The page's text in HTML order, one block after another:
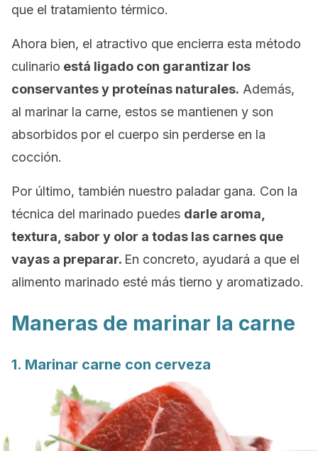
que el tratamiento térmico.
Ahora bien, el atractivo que encierra esta método
culinario está ligado con garantizar los
conservantes y proteínas naturales. Además,
al marinar la carne, estos se mantienen y son
absorbidos por el cuerpo sin perderse en la
cocción.
Por último, también nuestro paladar gana. Con la
técnica del marinado puedes darle aroma,
textura, sabor y olor a todas las carnes que
vayas a preparar. En concreto, ayudará a que el
alimento marinado esté más tierno y aromatizado.
Maneras de marinar la carne
1. Marinar carne con cerveza